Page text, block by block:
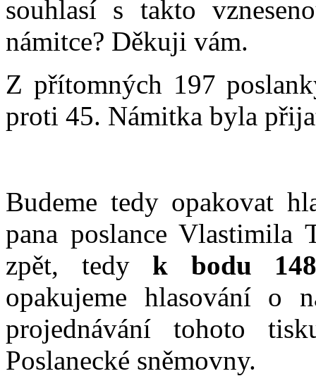
souhlasí s takto
námitce? Děkuji vám.
Z přítomných 197
proti 45. Námitka byla
Budeme tedy opakovat
pana poslance Vlastimila
zpět, tedy k bodu
opakujeme hlasování o
projednávání tohoto
Poslanecké sněmovny.